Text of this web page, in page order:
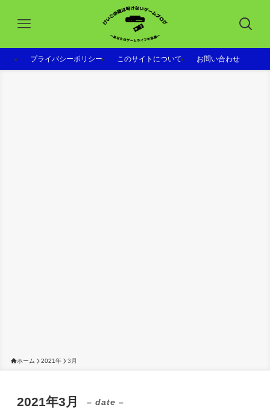
プライバシーポリシー このサイトについて お問い合わせ
ホーム 2021年 3月
2021年3月 – date –